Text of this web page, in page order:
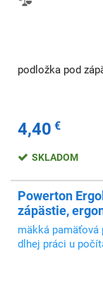
podložka pod
4,40 €
SKLADOM
Powerton
zápästie,
mäkká pamäťová
dlhej práci u